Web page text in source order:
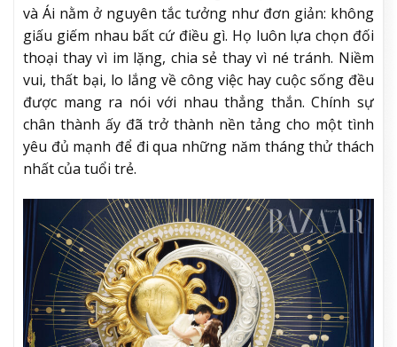
và Ái nằm ở nguyên tắc tưởng như đơn giản: không
giấu giếm nhau bất cứ điều gì. Họ luôn lựa chọn đối
thoại thay vì im lặng, chia sẻ thay vì né tránh. Niềm
vui, thất bại, lo lắng về công việc hay cuộc sống đều
được mang ra nói với nhau thẳng thắn. Chính sự
chân thành ấy đã trở thành nền tảng cho một tình
yêu đủ mạnh để đi qua những năm tháng thử thách
nhất của tuổi trẻ.